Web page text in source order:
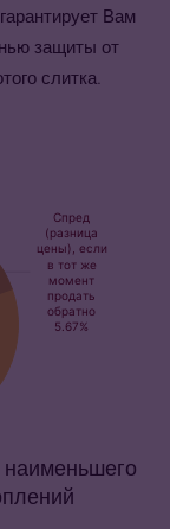
Вам
защиты от
слитка.